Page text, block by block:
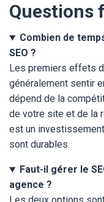
Questions
Combien de
SEO ?
Les premiers effets
généralement sentir
dépend de la
de votre site et de la
est un
sont durables.
Faut-il gérer le
agence ?